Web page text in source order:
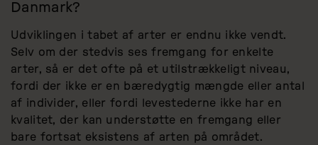
Danmark?
Udviklingen i tabet af arter er endnu ikke vendt.
Selv om der stedvis ses fremgang for enkelte
arter, så er det ofte på et utilstrækkeligt niveau,
fordi der ikke er en bæredygtig mængde eller antal
af individer, eller fordi levestederne ikke har en
kvalitet, der kan understøtte en fremgang eller
bare fortsat eksistens af arten på området.